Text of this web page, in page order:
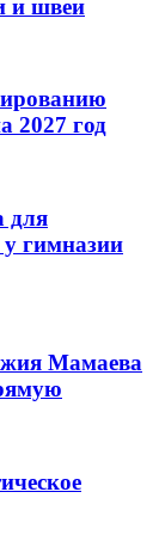
и швеи
2027 год
для
у гимназии
Мамаева